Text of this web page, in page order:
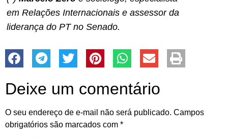
em Relações Internacionais e assessor da
liderança do PT no Senado.
Deixe um comentário
O seu endereço de e-mail não será publicado. Campos
obrigatórios são marcados com *